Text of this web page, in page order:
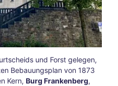
und Forst gelegen,
Bebauungsplan von 1873
Kern, Burg Frankenberg,